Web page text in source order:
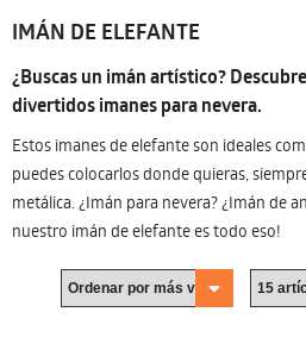
IMÁN DE ELEFANTE
¿Buscas un imán artístico?
divertidos imanes para nevera.
Estos imanes de elefante son ideales
puedes colocarlos donde quieras,
metálica. ¿Imán para nevera? ¿Imán de
nuestro imán de elefante es todo eso!